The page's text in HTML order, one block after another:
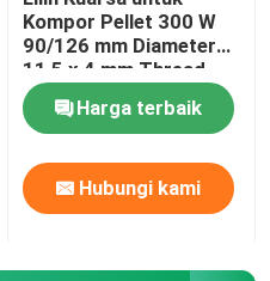
Kompor Pellet 300 W
90/126 mm Diameter
11,5 x 4 mm Thread
3/8
Harga terbaik
Hubungi kami